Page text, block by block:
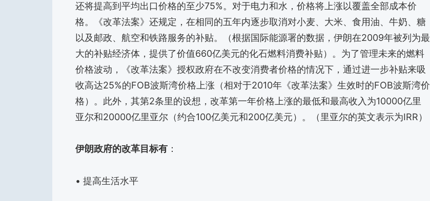
还将提高到平均出口价格的至少75%。对于电力和水，价格将上涨以覆盖全部成本价
格。《改革法案》还规定，在相同的五年内逐步取消对小麦、大米、食用油、牛奶、糖
以及邮政、航空和铁路服务的补贴。（根据国际能源署的数据，伊朗在2009年被列为最
大的补贴经济体，提供了价值660亿美元的化石燃料消费补贴）。为了管理未来的燃料
价格波动，《改革法案》授权政府在不改变消费者价格的情况下，通过进一步补贴来吸
收高达25%的FOB波斯湾价格上涨（相对于2010年《改革法案》生效时的FOB波斯湾价
格）。此外，其第2条里的设想，改革第一年价格上涨的最低和最高收入为10000亿里
亚尔和20000亿里亚尔（约合100亿美元和200亿美元）。（里亚尔的英文表示为IRR）
伊朗政府的改革目标有 ：
• 提高生活水平